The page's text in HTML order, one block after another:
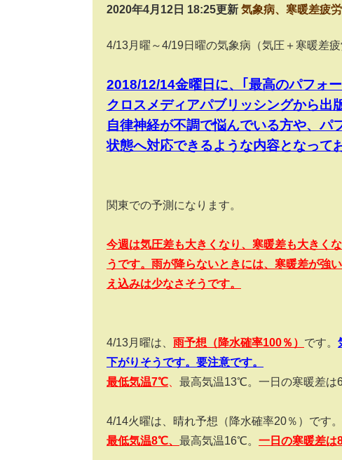
2020年4月12日 18:25更新 気象病、寒暖差疲
4/13月曜～4/19 日曜の気象病（気圧＋寒暖差
2018/12/14金曜日に、｢最高のパフォ
クロスメディアパブリッシングから出
自律神経が不調で悩んでいる方や、パ
状態へ対応できるような内容となって
関東での予測になります。
今週は気圧差も大きくなり、寒暖差も大きく
うです。雨が降らないときには、寒暖差が強
え込みは少なさそうです。
4/13月曜は、 雨予想（降水確率100％） です。
下がりそうです。要注意です。
最低気温7℃ 最高気温13℃。一日の寒暖差は
4/14火曜は、晴れ予想（降水確率20％）です
最低気温8℃、 最高気温16℃。 一日の寒暖差は